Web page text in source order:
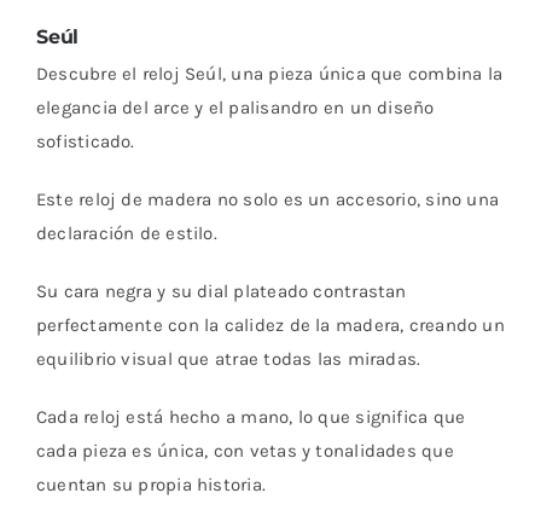
Seúl
Descubre el reloj Seúl, una pieza única que combina la
elegancia del arce y el palisandro en un diseño
sofisticado.
Este reloj de madera no solo es un accesorio, sino una
declaración de estilo.
Su cara negra y su dial plateado contrastan
perfectamente con la calidez de la madera, creando un
equilibrio visual que atrae todas las miradas.
Cada reloj está hecho a mano, lo que significa que
cada pieza es única, con vetas y tonalidades que
cuentan su propia historia.